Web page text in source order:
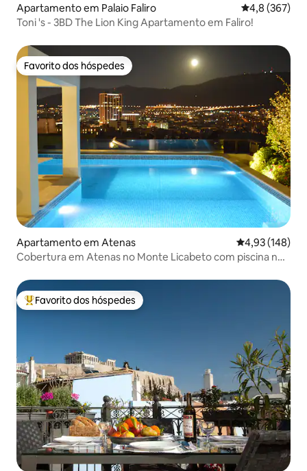
Apartamento em Palaio Faliro Classificação
4,8 (367)
Toni 's - 3BD The Lion King Apartamento em Faliro!
Favorito dos hóspedes
Favorito dos hóspedes
Apartamento em Atenas Classificação
4,93 (148)
Cobertura em Atenas no Monte Licabeto com piscina no
Favoritos dos hóspedes mais apreciados
Favorito dos hóspedes